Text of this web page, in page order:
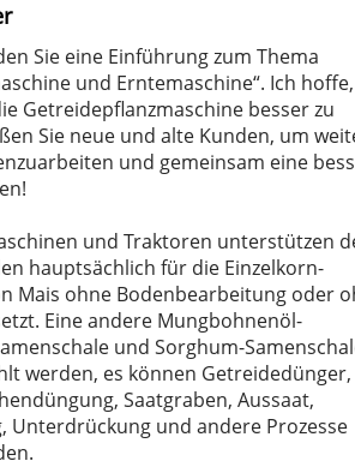
Sie eine Einführung zum Thema
und Erntemaschine“. Ich
Getreidepflanzmaschine besser zu
Sie neue und alte Kunden, um
und gemeinsam eine
und Traktoren unterstützen
hauptsächlich für die Einzelkorn-
Mais ohne Bodenbearbeitung oder
Eine andere Mungbohnenöl-
und Sorghum-
werden, es können
Saatgraben, Aussaat,
Unterdrückung und andere Prozesse